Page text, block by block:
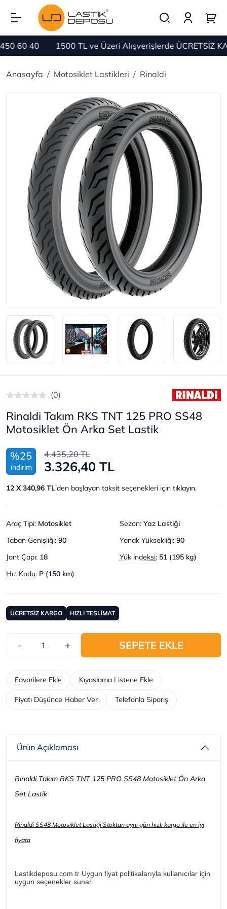
60 40 1500 TL ve Üzeri Alışverişlerde ÜCRETSİZ
Anasayfa Motosiklet Lastikleri Rinaldi
(0)
Rinaldi Takım RKS TNT 125 PRO SS48
Motosiklet Ön Arka Set Lastik
%25
indirim
4.435,20 TL
3.326,40 TL
12 X 340,96 TL'den başlayan taksit seçenekleri için tıklayın.
Araç Tipi: Motosiklet Sezon: Yaz Lastiği
Taban Genişliği: 90 Yanak Yüksekliği: 90
Jant Çapı: 18 Yük indeksi: 51 (195 kg)
Hız Kodu: P (150 km)
ÜCRETSİZ KARGO HIZLI TESLİMAT
- + SEPETE EKLE
Telefonla Sipariş
Kıyaslama Listene Ekle
Favorilere Ekle
Fiyatı Düşünce Haber Ver
Ürün Açıklaması
Rinaldi Takım RKS TNT 125 PRO SS48 Motosiklet Ön Arka
Set Lastik
Rinaldi SS48 Motosiklet Lastiği Stoktan aynı gün hızlı kargo ile en iyi
fiyata
Lastikdeposu.com.tr Uygun fiyat politikalarıyla kullanıcılar için
uygun seçenekler sunar